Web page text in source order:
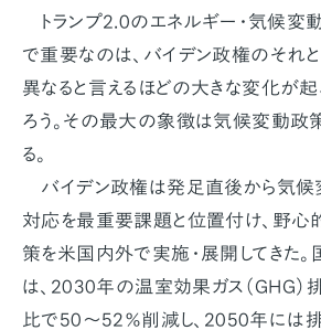
トランプ2.0のエネルギー・気候変
で重要なのは、バイデン政権のそれ
異なると言えるほどの大きな変化が起
ろう。その最大の象徴は気候変動政
る。
バイデン政権は発足直後から気候
対応を最重要課題と位置付け、野心
策を米国内外で実施・展開してきた。
は、2030年の温室効果ガス（GHG）
比で50～52％削減し、2050年には排